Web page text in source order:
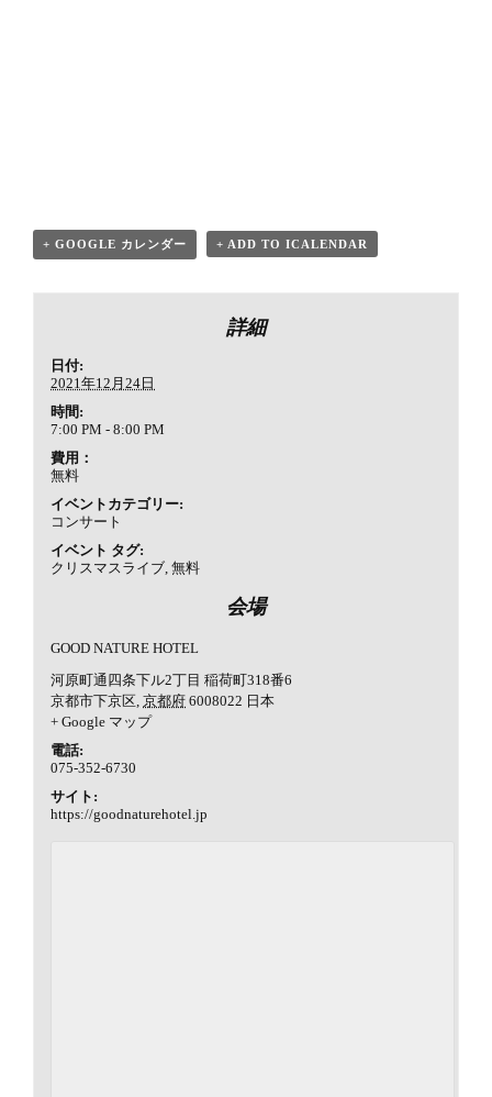
+ GOOGLE カレンダー + ADD TO ICALENDAR
詳細
日付:
2021年12月24日
時間:
7:00 PM - 8:00 PM
費用：
無料
イベントカテゴリー:
コンサート
イベント タグ:
クリスマスライブ,無料
会場
GOOD NATURE HOTEL
河原町通四条下ル2丁目 稲荷町318番6
京都市下京区, 京都府 6008022 日本
+ Google マップ
電話:
075-352-6730
サイト:
https://goodnaturehotel.jp